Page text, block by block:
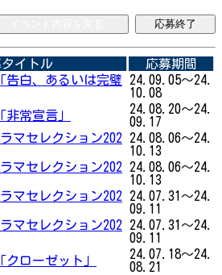
応募終了
イトル
応募期間
告白、あるいは完璧
24.09.05～24.
10.08
常宣言」
24.08.20～24.
09.17
マセレクション202
24.08.06～24.
10.13
マセレクション202
24.08.06～24.
10.13
マセレクション202
24.07.31～24.
09.11
マセレクション202
24.07.31～24.
09.11
ローゼット」
24.07.18～24.
08.21